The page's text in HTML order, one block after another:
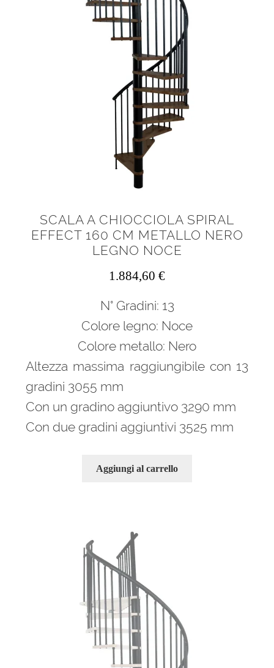
SCALA A CHIOCCIOLA SPIRAL
EFFECT 160 CM METALLO NERO
LEGNO NOCE
1.884,60 €
N° Gradini: 13
Colore legno: Noce
Colore metallo: Nero
Altezza massima raggiungibile con 13
gradini 3055 mm
Con un gradino aggiuntivo 3290 mm
Con due gradini aggiuntivi 3525 mm
Aggiungi al carrello